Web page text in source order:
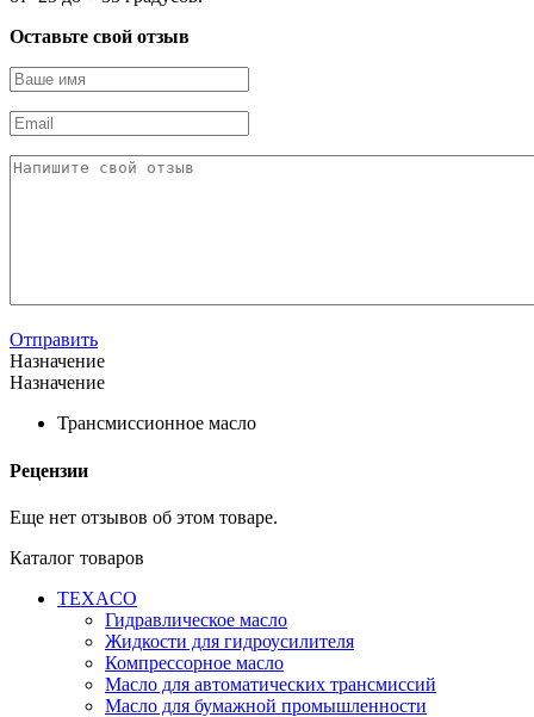
Оставьте свой отзыв
Отправить
Назначение
Назначение
Трансмиссионное масло
Рецензии
Еще нет отзывов об этом товаре.
Каталог товаров
TEXACO
Гидравлическое масло
Жидкости для гидроусилителя
Компрессорное масло
Масло для автоматических трансмиссий
Масло для бумажной промышленности